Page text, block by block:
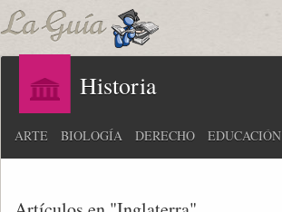
Historia
ARTE BIOLOGÍA DERECHO EDUCACIÓN